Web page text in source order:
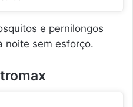
e pernilongos
noite sem esforço.